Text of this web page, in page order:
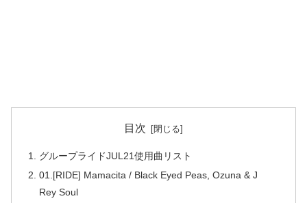
目次
グループライドJUL21使用曲リスト
01.[RIDE] Mamacita / Black Eyed Peas, Ozuna & J
Rey Soul